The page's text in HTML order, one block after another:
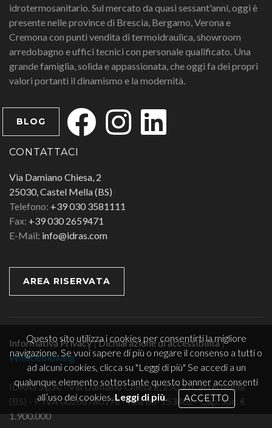
idrotermosanitario. Sul mercato da quasi sessant'anni, oggi è
presente nelle province di Brescia, Bergamo, Verona e
Cremona con punti vendita di termoidraulica, showroom
arredobagno e uffici tecnici con personale qualificato. Una
grande famiglia, solida e appassionata, che oggi fa dei propri
valori portanti il dinamismo e la modernità.
BLOG
CONTATTACI
Via Damiano Chiesa, 2
25030, Castel Mella (BS)
Telefono: +39 030 3581111
Fax: +39 030 2659471
E-Mail: info@idras.com
AREA RISERVATA
Informativa Privacy|Dichiarazione di accessibilità|
Whistleblowing
IDRAS S.p.A. - Via Damiano Chiesa 2, 25030 Castel Mella
(BS) - P. IVA 00268780178 - Rea BS-153402 - Cap. Soc. €
1.900.000
Questo sito utilizza i cookies per consentirti la migliore
navigazione. Se vuoi sapere di più o negare il consenso a tutti o
ad alcuni cookies, clicca su "Leggi di più" Se accedi a un
qualunque elemento sottostante questo banner acconsenti
all’uso dei cookies.Leggi di più. ACCETTO